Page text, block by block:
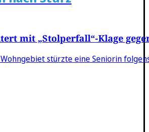
mit „Stolperfall“-Klage
stürzte eine Seniorin